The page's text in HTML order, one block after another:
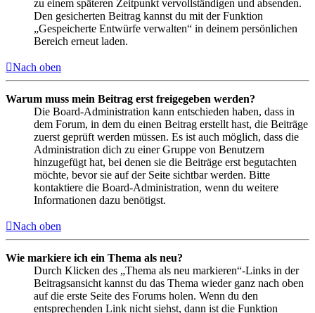
zu einem späteren Zeitpunkt vervollständigen und absenden.
Den gesicherten Beitrag kannst du mit der Funktion
„Gespeicherte Entwürfe verwalten“ in deinem persönlichen
Bereich erneut laden.
Nach oben
Warum muss mein Beitrag erst freigegeben werden?
Die Board-Administration kann entschieden haben, dass in
dem Forum, in dem du einen Beitrag erstellt hast, die Beiträge
zuerst geprüft werden müssen. Es ist auch möglich, dass die
Administration dich zu einer Gruppe von Benutzern
hinzugefügt hat, bei denen sie die Beiträge erst begutachten
möchte, bevor sie auf der Seite sichtbar werden. Bitte
kontaktiere die Board-Administration, wenn du weitere
Informationen dazu benötigst.
Nach oben
Wie markiere ich ein Thema als neu?
Durch Klicken des „Thema als neu markieren“-Links in der
Beitragsansicht kannst du das Thema wieder ganz nach oben
auf die erste Seite des Forums holen. Wenn du den
entsprechenden Link nicht siehst, dann ist die Funktion